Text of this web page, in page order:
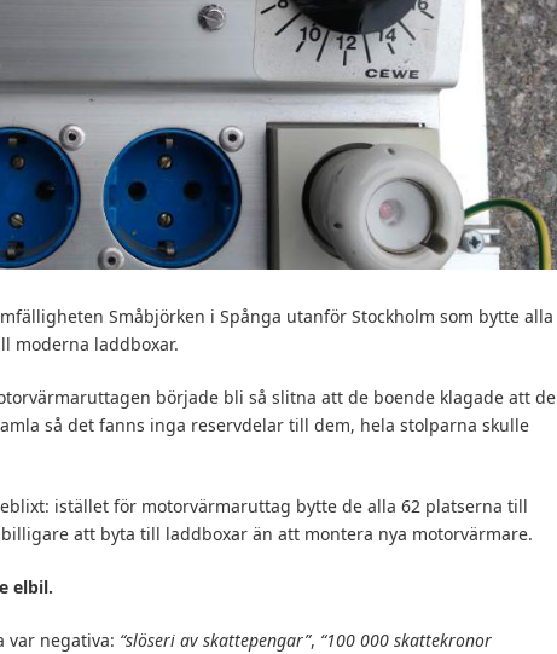
Småbjörken i Spånga utanför Stockholm som bytte alla
moderna laddboxar.
började bli så slitna att de boende klagade att de
så det fanns inga reservdelar till dem, hela stolparna skulle
istället för motorvärmaruttag bytte de alla 62 platserna till
att byta till laddboxar än att montera nya motorvärmare.
elbil.
var negativa: “slöseri av skattepengar”, “100 000 skattekronor